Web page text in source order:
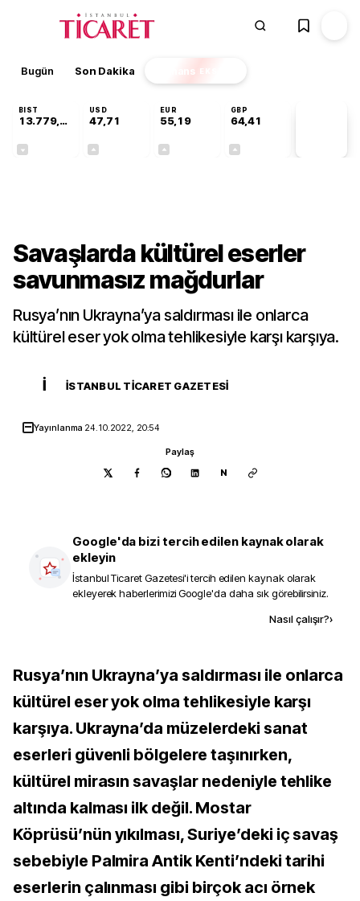
Bugün Son Dakika Finans EKSTRA
BIST
13.779,39
USD
47,71
EUR
55,19
GBP
64,41
Savaşlarda kültürel eserler
savunmasız mağdurlar
Rusya’nın Ukrayna’ya saldırması ile onlarca
kültürel eser yok olma tehlikesiyle karşı karşıya.
İ İSTANBUL TICARET GAZETESI
Yayınlanma 24.10.2022, 20:54
Paylaş
N
Google'da bizi tercih edilen kaynak olarak
ekleyin
İstanbul Ticaret Gazetesi'i tercih edilen kaynak olarak
ekleyerek haberlerimizi Google'da daha sık görebilirsiniz.
Nasıl çalışır?›
Rusya’nın Ukrayna’ya saldırması ile onlarca
kültürel eser yok olma tehlikesiyle karşı
karşıya. Ukrayna’da müzelerdeki sanat
eserleri güvenli bölgelere taşınırken,
kültürel mirasın savaşlar nedeniyle tehlike
altında kalması ilk değil. Mostar
Köprüsü’nün yıkılması, Suriye’deki iç savaş
sebebiyle Palmira Antik Kenti’ndeki tarihi
eserlerin çalınması gibi birçok acı örnek